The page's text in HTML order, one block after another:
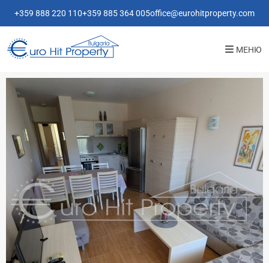
+359 888 220 110+359 885 364 005office@eurohitproperty.com
МЕНЮ